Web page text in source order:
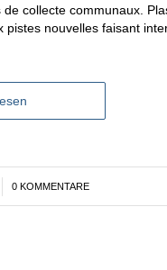
collecte communaux.
nouvelles faisant
0 KOMMENTARE